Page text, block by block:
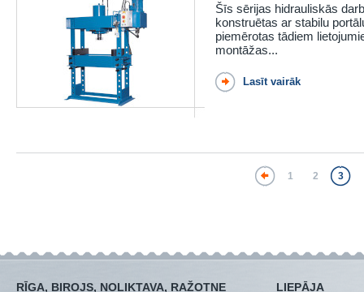
Šīs sērijas hidrauliskās
konstruētas ar stabilu
piemērotas tādiem
montāžas...
Lasīt vairāk
1 2 3
RĪGA, BIROJS, NOLIKTAVA, RAŽOTNE LIEPĀJA